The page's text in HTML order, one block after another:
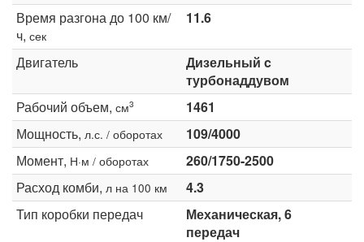
Время разгона до 100 км/
ч, сек
11.6
Двигатель
Дизельный c
турбонаддувом
Рабочий объем, см3
1461
Мощность, л.с. / оборотах
109/4000
Момент, Н·м / оборотах
260/1750-2500
Расход комби, л на 100 км
4.3
Тип коробки передач
Механическая, 6
передач